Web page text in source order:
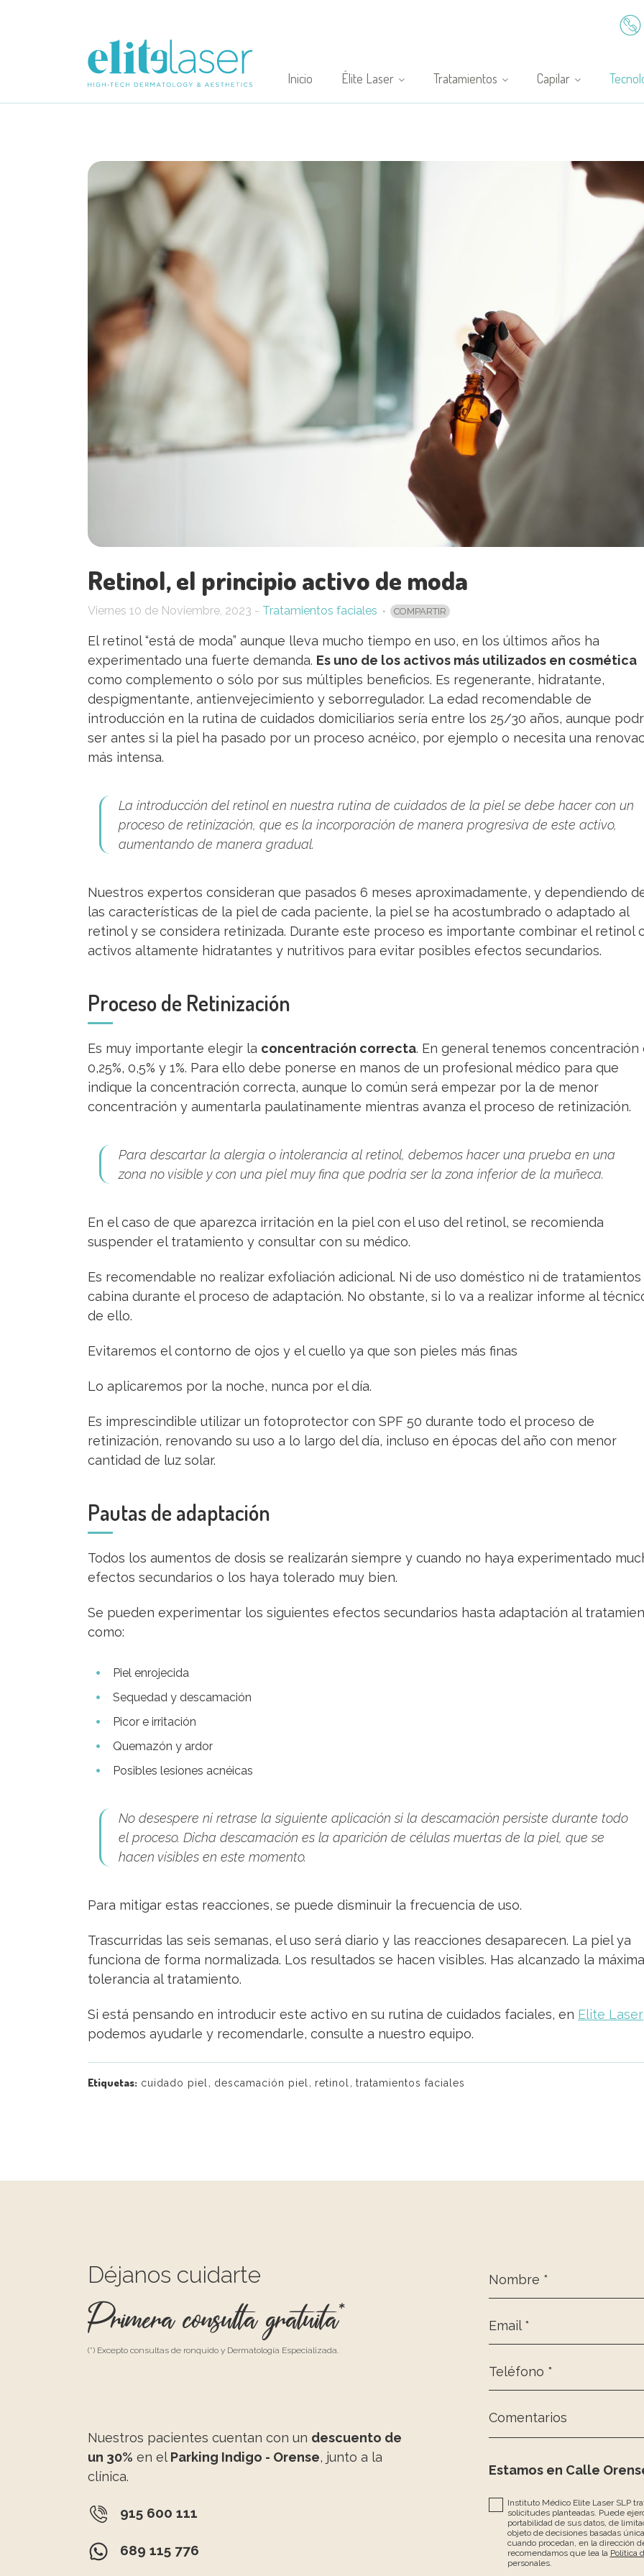
Inicio Élite Laser Tratamientos Capilar
Retinol, el principio activo de moda
Viernes 10 de Noviembre, 2023 - Tratamientos faciales COMPARTIR
El retinol “está de moda” aunque lleva mucho tiempo en uso, en los últimos años ha
experimentado una fuerte demanda. Es uno de los activos más utilizados en cosmética
como complemento o sólo por sus múltiples beneficios. Es regenerante, hidratante,
despigmentante, antienvejecimiento y seborregulador. La edad recomendable de
introducción en la rutina de cuidados domiciliarios sería entre los 25/30 años, aunque
ser antes si la piel ha pasado por un proceso acnéico, por ejemplo o necesita una
más intensa.
La introducción del retinol en nuestra rutina de cuidados de la piel se debe hacer con un
proceso de retinización, que es la incorporación de manera progresiva de este activo,
aumentando de manera gradual.
Nuestros expertos consideran que pasados 6 meses aproximadamente, y dependiendo
las características de la piel de cada paciente, la piel se ha acostumbrado o adaptado al
retinol y se considera retinizada. Durante este proceso es importante combinar el retinol
activos altamente hidratantes y nutritivos para evitar posibles efectos secundarios.
Proceso de Retinización
Es muy importante elegir la concentración correcta. En general tenemos concentración
0,25%, 0,5% y 1%. Para ello debe ponerse en manos de un profesional médico para que
indique la concentración correcta, aunque lo común será empezar por la de menor
concentración y aumentarla paulatinamente mientras avanza el proceso de retinización.
Para descartar la alergia o intolerancia al retinol, debemos hacer una prueba en una
zona no visible y con una piel muy fina que podría ser la zona inferior de la muñeca.
En el caso de que aparezca irritación en la piel con el uso del retinol, se recomienda
suspender el tratamiento y consultar con su médico.
Es recomendable no realizar exfoliación adicional. Ni de uso doméstico ni de
cabina durante el proceso de adaptación. No obstante, si lo va a realizar informe al
de ello.
Evitaremos el contorno de ojos y el cuello ya que son pieles más finas
Lo aplicaremos por la noche, nunca por el día.
Es imprescindible utilizar un fotoprotector con SPF 50 durante todo el proceso de
retinización, renovando su uso a lo largo del día, incluso en épocas del año con menor
cantidad de luz solar.
Pautas de adaptación
Todos los aumentos de dosis se realizarán siempre y cuando no haya experimentado
efectos secundarios o los haya tolerado muy bien.
Se pueden experimentar los siguientes efectos secundarios hasta adaptación al
como:
Piel enrojecida
Sequedad y descamación
Picor e irritación
Quemazón y ardor
Posibles lesiones acnéicas
No desespere ni retrase la siguiente aplicación si la descamación persiste durante todo
el proceso. Dicha descamación es la aparición de células muertas de la piel, que se
hacen visibles en este momento.
Para mitigar estas reacciones, se puede disminuir la frecuencia de uso.
Trascurridas las seis semanas, el uso será diario y las reacciones desaparecen. La piel ya
funciona de forma normalizada. Los resultados se hacen visibles. Has alcanzado la máxima
tolerancia al tratamiento.
Si está pensando en introducir este activo en su rutina de cuidados faciales, en Elite Laser
podemos ayudarle y recomendarle, consulte a nuestro equipo.
Etiquetas: cuidado piel , descamación piel , retinol , tratamientos faciales
Déjanos cuidarte
Primera consulta gratuita*
(*) Excepto consultas de ronquido y Dermatología Especializada.
Nuestros pacientes cuentan con un descuento de
un 30% en el Parking Indigo - Orense, junto a la
clínica.
915 600 111
689 115 776
Nombre *
Email *
Teléfono *
Comentarios
Estamos en Calle
Instituto Médico Elite Laser SLP
solicitudes planteadas. Puede
portabilidad de sus datos, de
objeto de decisiones basadas
cuando procedan, en la dirección
recomendamos que lea la Política
personales.